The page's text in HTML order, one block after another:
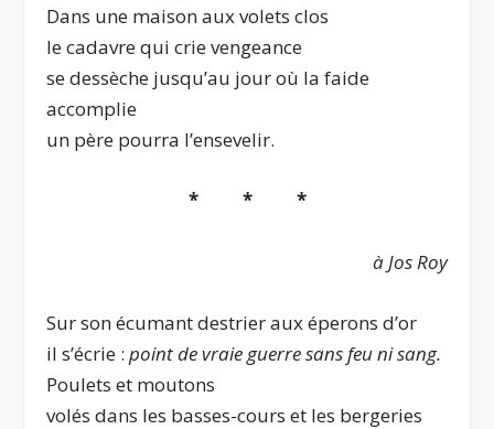
Dans une maison aux volets clos
le cadavre qui crie vengeance
se dessèche jusqu’au jour où la faide
accomplie
un père pourra l’ensevelir.
* * *
à Jos Roy
Sur son écumant destrier aux éperons d’or
il s’écrie :point de vraie guerre sans feu ni sang.
Poulets et moutons
volés dans les basses-cours et les bergeries